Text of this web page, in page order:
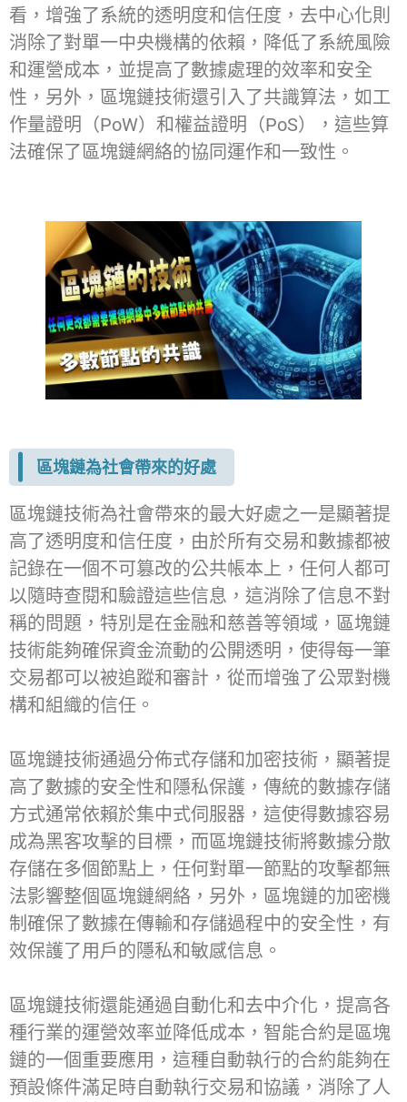
看，增強了系統的透明度和信任度，去中心化則
消除了對單一中央機構的依賴，降低了系統風險
和運營成本，並提高了數據處理的效率和安全
性，另外，區塊鏈技術還引入了共識算法，如工
作量證明（PoW）和權益證明（PoS），這些算
法確保了區塊鏈網絡的協同運作和一致性。
區塊鏈為社會帶來的好處
區塊鏈技術為社會帶來的最大好處之一是顯著提
高了透明度和信任度，由於所有交易和數據都被
記錄在一個不可篡改的公共帳本上，任何人都可
以隨時查閱和驗證這些信息，這消除了信息不對
稱的問題，特別是在金融和慈善等領域，區塊鏈
技術能夠確保資金流動的公開透明，使得每一筆
交易都可以被追蹤和審計，從而增強了公眾對機
構和組織的信任。
區塊鏈技術通過分佈式存儲和加密技術，顯著提
高了數據的安全性和隱私保護，傳統的數據存儲
方式通常依賴於集中式伺服器，這使得數據容易
成為黑客攻擊的目標，而區塊鏈技術將數據分散
存儲在多個節點上，任何對單一節點的攻擊都無
法影響整個區塊鏈網絡，另外，區塊鏈的加密機
制確保了數據在傳輸和存儲過程中的安全性，有
效保護了用戶的隱私和敏感信息。
區塊鏈技術還能通過自動化和去中介化，提高各
種行業的運營效率並降低成本，智能合約是區塊
鏈的一個重要應用，這種自動執行的合約能夠在
預設條件滿足時自動執行交易和協議，消除了人